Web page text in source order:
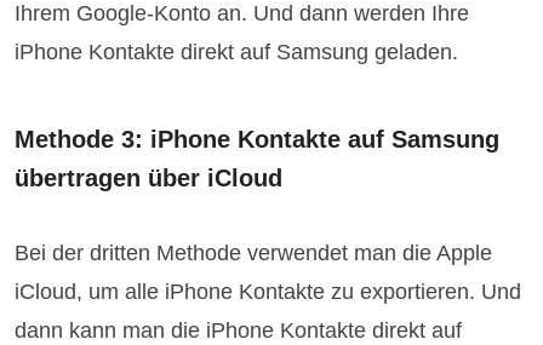
Ihrem Google-Konto an. Und dann werden Ihre
iPhone Kontakte direkt auf Samsung geladen.
Methode 3: iPhone Kontakte auf Samsung
übertragen über iCloud
Bei der dritten Methode verwendet man die Apple
iCloud, um alle iPhone Kontakte zu exportieren. Und
dann kann man die iPhone Kontakte direkt auf